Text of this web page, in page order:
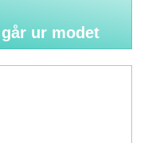
ur modet